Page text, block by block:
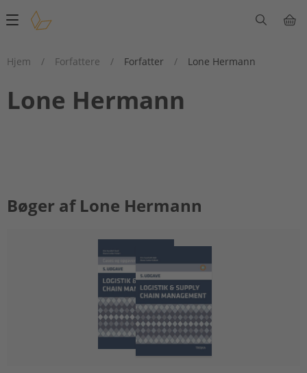
Main
Hjem
/ Forfattere / Forfatter / Lone Hermann
Lone Hermann
Bøger af Lone Hermann